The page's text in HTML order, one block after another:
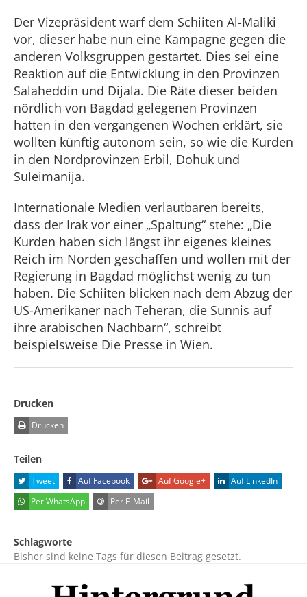
Der Vizepräsident warf dem Schiiten Al-Maliki
vor, dieser habe nun eine Kampagne gegen die
anderen Volksgruppen gestartet. Dies sei eine
Reaktion auf die Entwicklung in den Provinzen
Salaheddin und Dijala. Die Räte dieser beiden
nördlich von Bagdad gelegenen Provinzen
hatten in den vergangenen Wochen erklärt, sie
wollten künftig autonom sein, so wie die Kurden
in den Nordprovinzen Erbil, Dohuk und
Suleimanija.
Internationale Medien verlautbaren bereits,
dass der Irak vor einer „Spaltung“ stehe: „Die
Kurden haben sich längst ihr eigenes kleines
Reich im Norden geschaffen und wollen mit der
Regierung in Bagdad möglichst wenig zu tun
haben. Die Schiiten blicken nach dem Abzug der
US-Amerikaner nach Teheran, die Sunnis auf
ihre arabischen Nachbarn“, schreibt
beispielsweise Die Presse in Wien.
Drucken
Drucken
Teilen
Tweet Auf Facebook Auf Google+
Auf LinkedIn
Per WhatsApp
Per E-Mail
Schlagworte
Bisher sind keine Tags für diesen Beitrag gesetzt.